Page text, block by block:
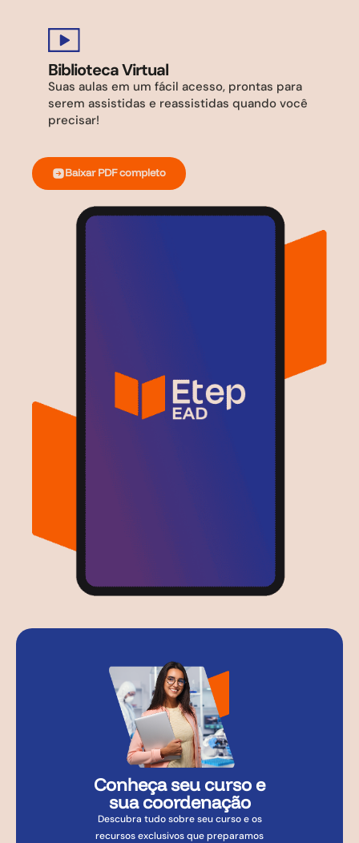
Biblioteca Virtual
Suas aulas em um fácil acesso, prontas para
serem assistidas e reassistidas quando você
precisar!
Baixar PDF completo
Conheça seu curso e
sua coordenação
Descubra tudo sobre seu curso e os
recursos exclusivos que preparamos